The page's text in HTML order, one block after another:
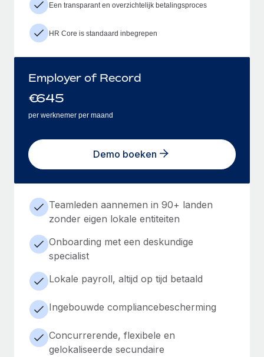
Een transparant en overzichtelijk betalingsproces
HR Core is standaard inbegrepen
Employer of Record
€645
per werknemer per maand
Demo boeken
Teamleden aannemen in 90+ landen
zonder eigen lokale entiteiten
Onboarding met een deskundige
specialist
Lokale payroll, altijd op tijd betaald
Ingebouwde compliancebescherming
Concurrerende, flexibele en
gelokaliseerde secundaire